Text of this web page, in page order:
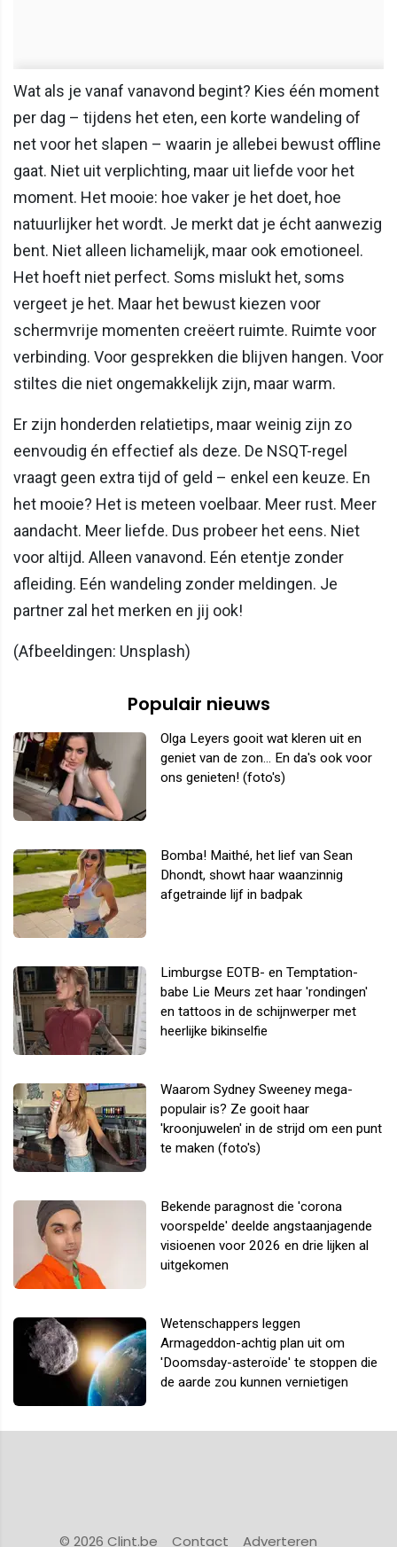
Wat als je vanaf vanavond begint? Kies één moment
per dag – tijdens het eten, een korte wandeling of
net voor het slapen – waarin je allebei bewust offline
gaat. Niet uit verplichting, maar uit liefde voor het
moment. Het mooie: hoe vaker je het doet, hoe
natuurlijker het wordt. Je merkt dat je écht aanwezig
bent. Niet alleen lichamelijk, maar ook emotioneel.
Het hoeft niet perfect. Soms mislukt het, soms
vergeet je het. Maar het bewust kiezen voor
schermvrije momenten creëert ruimte. Ruimte voor
verbinding. Voor gesprekken die blijven hangen. Voor
stiltes die niet ongemakkelijk zijn, maar warm.
Er zijn honderden relatietips, maar weinig zijn zo
eenvoudig én effectief als deze. De NSQT-regel
vraagt geen extra tijd of geld – enkel een keuze. En
het mooie? Het is meteen voelbaar. Meer rust. Meer
aandacht. Meer liefde. Dus probeer het eens. Niet
voor altijd. Alleen vanavond. Eén etentje zonder
afleiding. Eén wandeling zonder meldingen. Je
partner zal het merken en jij ook!
(Afbeeldingen: Unsplash)
Populair nieuws
Olga Leyers gooit wat kleren uit en
geniet van de zon... En da's ook voor
ons genieten! (foto's)
Bomba! Maithé, het lief van Sean
Dhondt, showt haar waanzinnig
afgetrainde lijf in badpak
Limburgse EOTB- en Temptation-
babe Lie Meurs zet haar 'rondingen'
en tattoos in de schijnwerper met
heerlijke bikinselfie
Waarom Sydney Sweeney mega-
populair is? Ze gooit haar
'kroonjuwelen' in de strijd om een punt
te maken (foto's)
Bekende paragnost die 'corona
voorspelde' deelde angstaanjagende
visioenen voor 2026 en drie lijken al
uitgekomen
Wetenschappers leggen
Armageddon-achtig plan uit om
'Doomsday-asteroïde' te stoppen die
de aarde zou kunnen vernietigen
© 2026 Clint.be Contact Adverteren